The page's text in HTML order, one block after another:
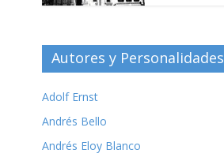
Autores y Personalidades
Adolf Ernst
Andrés Bello
Andrés Eloy Blanco